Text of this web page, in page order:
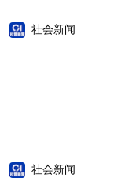
社会新闻
社会新闻